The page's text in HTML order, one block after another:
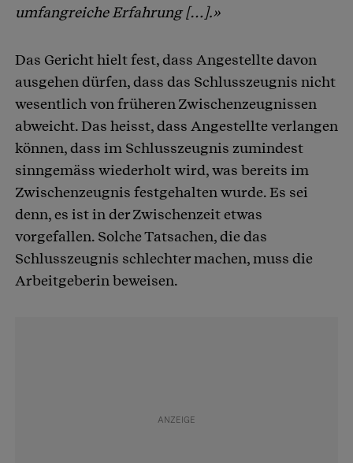
umfangreiche Erfahrung […].»
Das Gericht hielt fest, dass Angestellte davon
ausgehen dürfen, dass das Schlusszeugnis nicht
wesentlich von früheren Zwischenzeugnissen
abweicht. Das heisst, dass Angestellte verlangen
können, dass im Schlusszeugnis zumindest
sinngemäss wiederholt wird, was bereits im
Zwischenzeugnis festgehalten wurde. Es sei
denn, es ist in der Zwischenzeit etwas
vorgefallen. Solche Tatsachen, die das
Schlusszeugnis schlechter machen, muss die
Arbeitgeberin beweisen.